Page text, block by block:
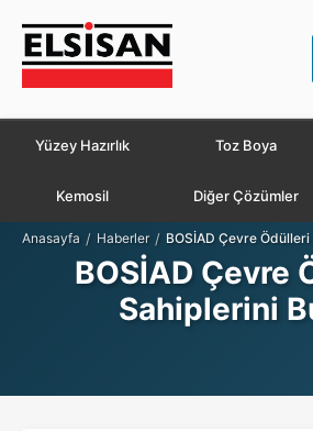
Yüzey Hazırlık Toz Boya
Kemosil Diğer Çözümler
Anasayfa / Haberler / BOSİAD Çevre
BOSİAD Çevre
Sahiplerini